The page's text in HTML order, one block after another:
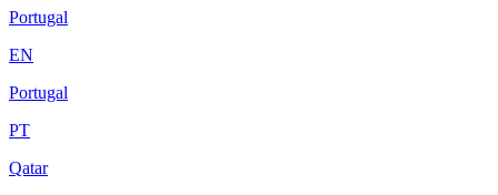
Portugal
EN
Portugal
PT
Qatar